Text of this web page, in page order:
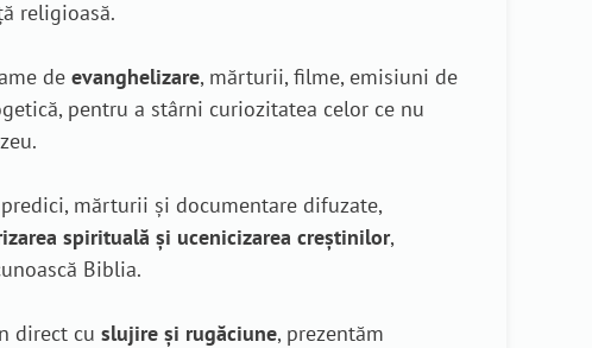
religioasă.
de evanghelizare, mărturii, filme, emisiuni de
pentru a stârni curiozitatea celor ce nu
mărturii și documentare difuzate,
spirituală și ucenicizarea creștinilor,
Biblia.
direct cu slujire și rugăciune, prezentăm